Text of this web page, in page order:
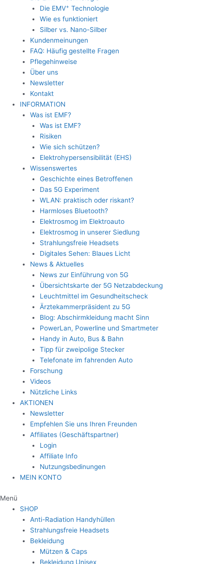
Die EMV+ Technologie
Wie es funktioniert
Silber vs. Nano-Silber
Kundenmeinungen
FAQ: Häufig gestellte Fragen
Pflegehinweise
Über uns
Newsletter
Kontakt
INFORMATION
Was ist EMF?
Was ist EMF?
Risiken
Wie sich schützen?
Elektrohypersensibilität (EHS)
Wissenswertes
Geschichte eines Betroffenen
Das 5G Experiment
WLAN: praktisch oder riskant?
Harmloses Bluetooth?
Elektrosmog im Elektroauto
Elektrosmog in unserer Siedlung
Strahlungsfreie Headsets
Digitales Sehen: Blaues Licht
News & Aktuelles
News zur Einführung von 5G
Übersichtskarte der 5G Netzabdeckung
Leuchtmittel im Gesundheitscheck
Ärztekammerpräsident zu 5G
Blog: Abschirmkleidung macht Sinn
PowerLan, Powerline und Smartmeter
Handy in Auto, Bus & Bahn
Tipp für zweipolige Stecker
Telefonate im fahrenden Auto
Forschung
Videos
Nützliche Links
AKTIONEN
Newsletter
Empfehlen Sie uns Ihren Freunden
Affiliates (Geschäftspartner)
Login
Affiliate Info
Nutzungsbedinungen
MEIN KONTO
Menü
SHOP
Anti-Radiation Handyhüllen
Strahlungsfreie Headsets
Bekleidung
Mützen & Caps
Bekleidung Unisex